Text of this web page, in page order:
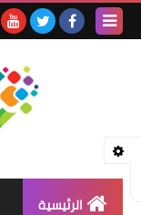
الرئيسية